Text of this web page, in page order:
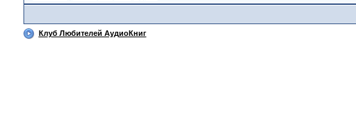
Клуб Любителей АудиоКниг